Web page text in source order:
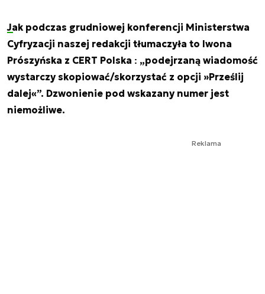
Jak podczas grudniowej konferencji Ministerstwa
Cyfryzacji naszej redakcji tłumaczyła to Iwona
Prószyńska z CERT Polska : „podejrzaną wiadomość
wystarczy skopiować/skorzystać z opcji »Prześlij
dalej«”. Dzwonienie pod wskazany numer jest
niemożliwe.
Reklama